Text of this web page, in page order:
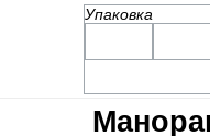
Упаковка